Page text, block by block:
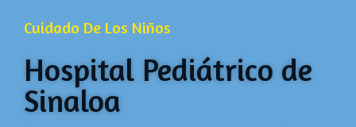
Cuidado De Los Niños
Hospital Pediátrico de
Sinaloa